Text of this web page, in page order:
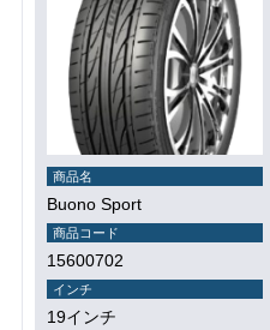
商品名
Buono Sport
商品コード
15600702
インチ
19インチ